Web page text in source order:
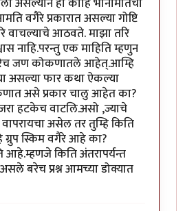
वगैरे प्रकारात असल्या गोष्टि
आठवते. माझा तरि
नाहि.परन्तु एक माहिति म्हणुन
जण कोकणातले आहेत्.आम्हि
असल्या फार कथा ऐकल्या
असे प्रकार चालु आहेत का?
हटकेच वाटलि.असो ,ज्याचे
असेल तर तुम्हि किति
स्किम वगैरे आहे का?
आहे.म्हणजे किति अंतरापर्यन्त
बरेच प्रश्न आमच्या डोक्यात